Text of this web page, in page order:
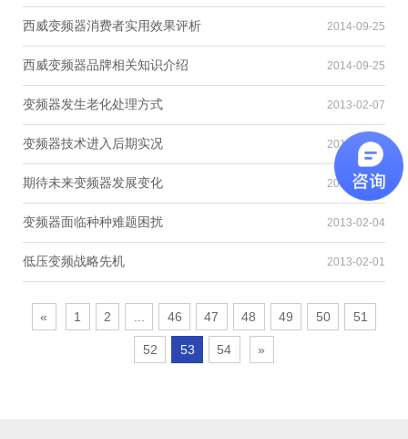
2014-09-25
西威变频器消费者实用效果评析
2014-09-25
西威变频器品牌相关知识介绍
2013-02-07
变频器发生老化处理方式
2013-02-06
变频器技术进入后期实况
2013-02-05
期待未来变频器发展变化
2013-02-04
变频器面临种种难题困扰
2013-02-01
低压变频战略先机
« 1 2 46 47 48 49 50 51
52 53 54 »